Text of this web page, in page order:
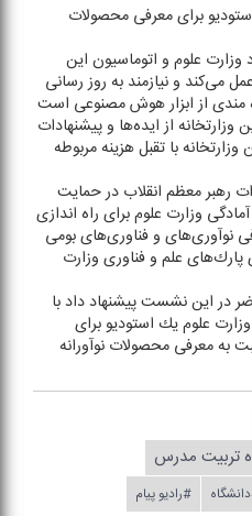
برای معرفی محصولات
وزارت علوم و اتوماسیون این
می‌كند و نیازمند به روز رسانی
مندی از ابزار هوش مصنوعی است
وزارتخانه از ایده‌ها و پیشنهادات
با تقبل هزینه مربوطه
رهبر معظم انقلاب در حمایت
وزارت علوم برای راه اندازی
نوآوری‌های و فناوری‌های بومی
علم و فناوری وزارت
این نشست پیشنهاد داد با
علوم یك استودیو برای
به معرفی محصولات نوآورانه
تربیت مدرس
#رادیو پیام